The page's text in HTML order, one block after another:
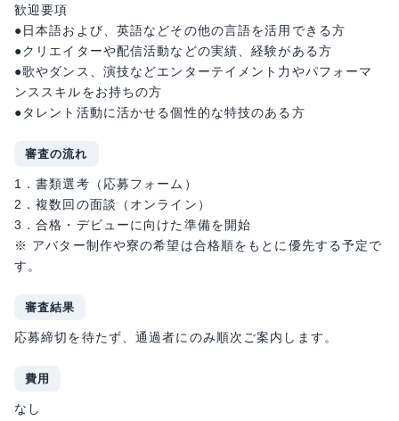
歓迎要項
●日本語および、英語などその他の言語を活用できる方
●クリエイターや配信活動などの実績、経験がある方
●歌やダンス、演技などエンターテイメント力やパフォーマ
ンススキルをお持ちの方
●タレント活動に活かせる個性的な特技のある方
審査の流れ
1．書類選考（応募フォーム）
2．複数回の面談（オンライン）
3．合格・デビューに向けた準備を開始
※ アバター制作や寮の希望は合格順をもとに優先する予定で
す。
審査結果
応募締切を待たず、通過者にのみ順次ご案内します。
費用
なし